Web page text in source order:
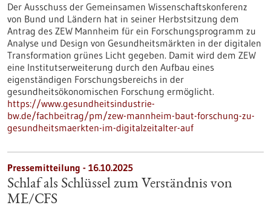
Der Ausschuss der Gemeinsamen Wissenschaftskonferenz
von Bund und Ländern hat in seiner Herbstsitzung dem
Antrag des ZEW Mannheim für ein Forschungsprogramm zu
Analyse und Design von Gesundheitsmärkten in der digitalen
Transformation grünes Licht gegeben. Damit wird dem ZEW
eine Institutserweiterung durch den Aufbau eines
eigenständigen Forschungsbereichs in der
gesundheitsökonomischen Forschung ermöglicht.
https://www.gesundheitsindustrie-
bw.de/fachbeitrag/pm/zew-mannheim-baut-forschung-zu-
gesundheitsmaerkten-im-digitalzeitalter-auf
Pressemitteilung - 16.10.2025
Schlaf als Schlüssel zum Verständnis von
ME/CFS